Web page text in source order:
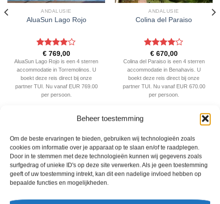
Beheer toestemming
Om de beste ervaringen te bieden, gebruiken wij technologieën zoals
cookies om informatie over je apparaat op te slaan en/of te raadplegen.
Door in te stemmen met deze technologieën kunnen wij gegevens zoals
surfgedrag of unieke ID's op deze site verwerken. Als je geen toestemming
geeft of uw toestemming intrekt, kan dit een nadelige invloed hebben op
bepaalde functies en mogelijkheden.
ANDALUSIE
AluaSun Lago Rojo
Gewaardeerd
4uit 5
€769,00
AluaSun Lago Rojo is een 4 sterren
accommodatie in Torremolinos. U
boekt deze reis direct bij onze
partner TUI. Nu vanaf EUR 769.00
per persoon.
PRIJZEN EN BOEKEN
ANDALUSIE
Colina del Paraiso
Gewaardeerd
4 uit 5
€670,00
Colina del Paraiso is een 4 sterren
accommodatie in Benahavis. U
boekt deze reis direct bij onze
partner TUI. Nu vanaf EUR 670.00
per persoon.
PRIJZEN EN BOEKEN
WAT ZE OVER ONS ZEGGEN